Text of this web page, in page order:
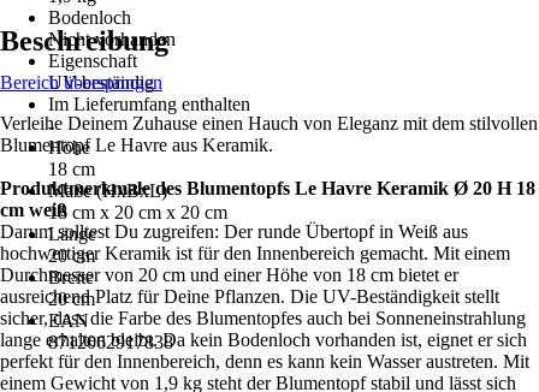
Bodenloch
Nicht vorhanden
Eigenschaft
UV-beständig
Im Lieferumfang enthalten
-
Höhe
18 cm
Maße (HxBxL)
18 cm x 20 cm x 20 cm
Länge
20 cm
Breite
20 cm
EAN
8712062917838
Beschreibung
Bereich überspringen
Verleihe Deinem Zuhause einen Hauch von Eleganz mit dem stilvollen
Blumentopf Le Havre aus Keramik.
Produktmerkmale des Blumentopfs Le Havre Keramik Ø 20 H 18
cm weiß
Darum solltest Du zugreifen: Der runde Übertopf in Weiß aus
hochwertiger Keramik ist für den Innenbereich gemacht. Mit einem
Durchmesser von 20 cm und einer Höhe von 18 cm bietet er
ausreichend Platz für Deine Pflanzen. Die UV-Beständigkeit stellt
sicher, dass die Farbe des Blumentopfes auch bei Sonneneinstrahlung
lange erhalten bleibt. Da kein Bodenloch vorhanden ist, eignet er sich
perfekt für den Innenbereich, denn es kann kein Wasser austreten. Mit
einem Gewicht von 1,9 kg steht der Blumentopf stabil und lässt sich